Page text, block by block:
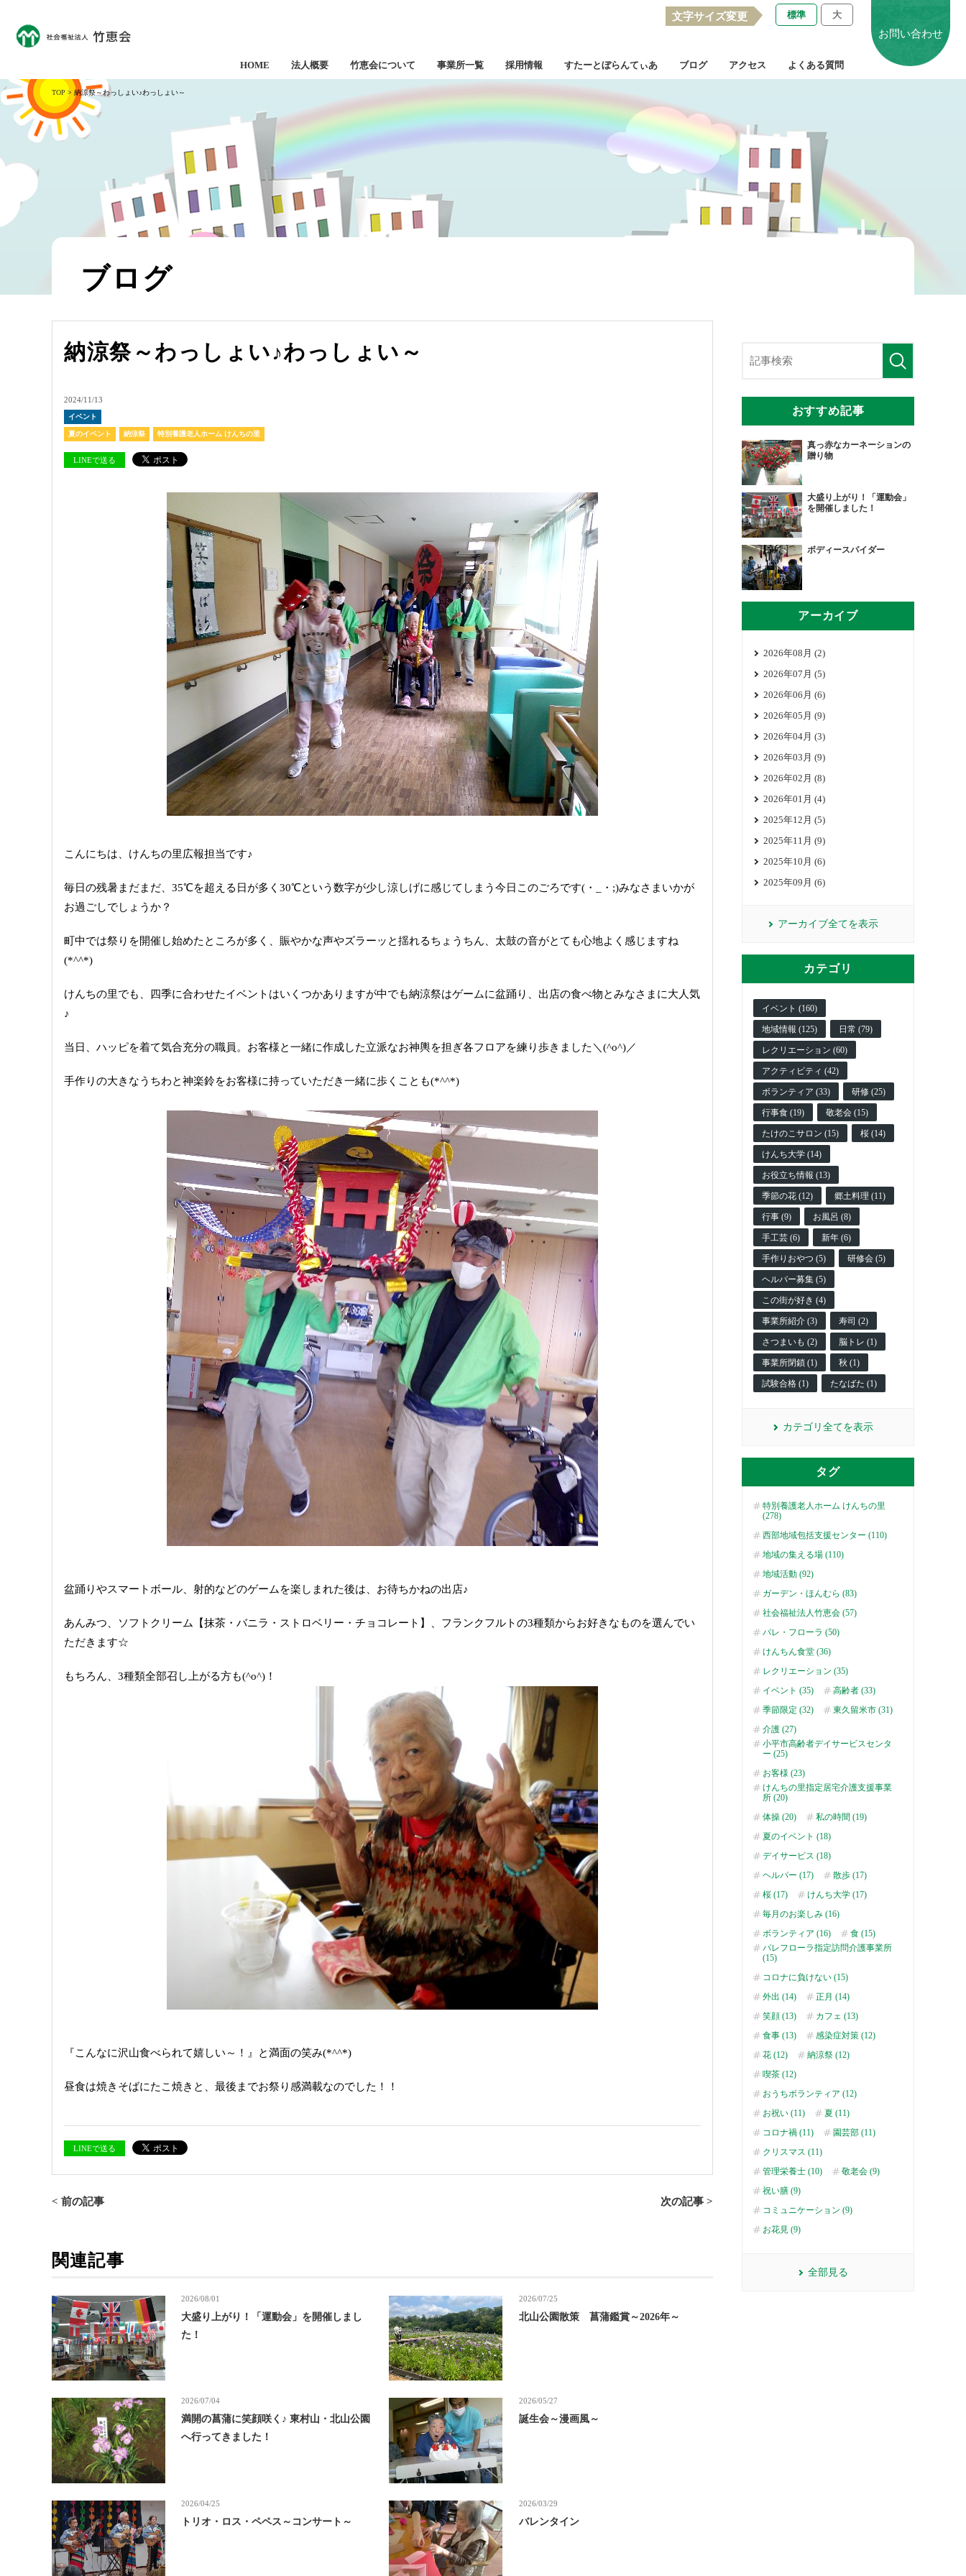
文字サイズ変更 標準 大
HOME 法人概要 竹恵会について 事業所一覧 採用情報 すたーとぼらんてぃあ ブログ アクセス よくある質問
お問い合わせ
TOP > 納涼祭～わっしょい♪わっしょい～
ブログ
納涼祭～わっしょい♪わっしょい～
2024/11/13
イベント
夏のイベント 納涼祭 特別養護老人ホーム けんちの里
LINEで送る
こんにちは、けんちの里広報担当です♪
毎日の残暑まだまだ、35℃を超える日が多く30℃という数字が少し涼しげに感じてしまう今日このごろです(・_・;)みなさまいかが
お過ごしでしょうか？
町中では祭りを開催し始めたところが多く、賑やかな声やズラーッと揺れるちょうちん、太鼓の音がとても心地よく感じますね
(*^^*)
けんちの里でも、四季に合わせたイベントはいくつかありますが中でも納涼祭はゲームに盆踊り、出店の食べ物とみなさまに大人気
♪
当日、ハッピを着て気合充分の職員。 お客様と一緒に作成した立派なお神輿を担ぎ各フロアを練り歩きました＼(^o^)／
手作りの大きなうちわと神楽鈴をお客様に持っていただき一緒に歩くことも(*^^*)
盆踊りやスマートボール、射的などのゲームを楽しまれた後は、お待ちかねの出店♪
あんみつ、ソフトクリーム【抹茶・バニラ・ストロベリー・チョコレート】、フランクフルトの3種類からお好きなものを選んでい
ただきます☆
もちろん、3種類全部召し上がる方も(^o^)！
『こんなに沢山食べられて嬉しい～！』と満面の笑み(*^^*)
昼食は焼きそばにたこ焼きと、最後までお祭り感満載なのでした！！
LINEで送る
< 前の記事 次の記事 >
関連記事
2026/08/01
大盛り上がり！「運動会」を開催しまし
た！
2026/07/25
北山公園散策 菖蒲鑑賞～2026年～
2026/07/04
満開の菖蒲に笑顔咲く♪ 東村山・北山公園
へ行ってきました！
2026/05/27
誕生会～漫画風～
2026/04/25
トリオ・ロス・ペペス～コンサート～
2026/03/29
バレンタイン
おすすめ記事
真っ赤なカーネーションの
贈り物
大盛り上がり！「運動会」
を開催しました！
ボディースパイダー
アーカイブ
2026年08月 (2)
2026年07月 (5)
2026年06月 (6)
2026年05月 (9)
2026年04月 (3)
2026年03月 (9)
2026年02月 (8)
2026年01月 (4)
2025年12月 (5)
2025年11月 (9)
2025年10月 (6)
2025年09月 (6)
アーカイブ全てを表示
カテゴリ
イベント (160)
地域情報 (125) 日常 (79)
レクリエーション (60)
アクティビティ (42)
ボランティア (33) 研修 (25)
行事食 (19) 敬老会 (15)
たけのこサロン (15) 桜 (14)
けんち大学 (14)
お役立ち情報 (13)
季節の花 (12) 郷土料理 (11)
行事 (9) お風呂 (8)
手工芸 (6) 新年 (6)
手作りおやつ (5) 研修会 (5)
ヘルパー募集 (5)
この街が好き (4)
事業所紹介 (3) 寿司 (2)
さつまいも (2) 脳トレ (1)
事業所閉鎖 (1) 秋 (1)
試験合格 (1) たなばた (1)
カテゴリ全てを表示
タグ
特別養護老人ホーム けんちの里
(278)
西部地域包括支援センター (110)
地域の集える場 (110)
地域活動 (92)
ガーデン・ほんむら (83)
社会福祉法人竹恵会 (57)
パレ・フローラ (50)
けんちん食堂 (36)
レクリエーション (35)
イベント (35)
高齢者 (33)
季節限定 (32)
東久留米市 (31)
介護 (27)
小平市高齢者デイサービスセンタ
ー (25)
お客様 (23)
けんちの里指定居宅介護支援事業
所 (20)
体操 (20)
私の時間 (19)
夏のイベント (18)
デイサービス (18)
ヘルパー (17)
散歩 (17)
桜 (17)
けんち大学 (17)
毎月のお楽しみ (16)
ボランティア (16)
食 (15)
パレフローラ指定訪問介護事業所
(15)
コロナに負けない (15)
外出 (14)
正月 (14)
笑顔 (13)
カフェ (13)
食事 (13)
感染症対策 (12)
花 (12)
納涼祭 (12)
喫茶 (12)
おうちボランティア (12)
お祝い (11)
夏 (11)
コロナ禍 (11)
園芸部 (11)
クリスマス (11)
管理栄養士 (10)
敬老会 (9)
祝い膳 (9)
コミュニケーション (9)
お花見 (9)
全部見る